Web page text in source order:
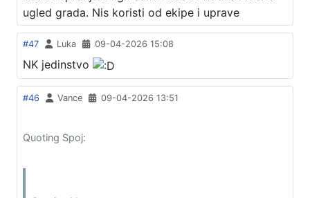
ugled grada. Nis koristi od ekipe i uprave
#47 Luka 09-04-2026 15:08
NK jedinstvo
#46 Vance 09-04-2026 13:51
Quoting Spoj: